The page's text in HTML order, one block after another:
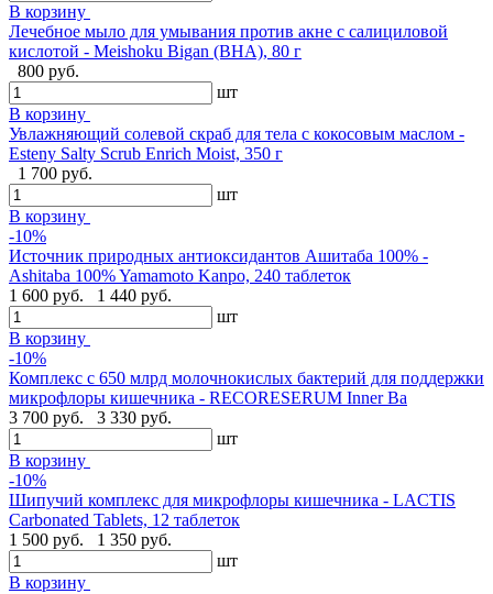
В корзину
Лечебное мыло для умывания против акне с салициловой
кислотой - Meishoku Bigan (BHA), 80 г
800 руб.
шт
В корзину
Увлажняющий солевой скраб для тела с кокосовым маслом -
Esteny Salty Scrub Enrich Moist, 350 г
1 700 руб.
шт
В корзину
-10%
Источник природных антиоксидантов Ашитаба 100% -
Ashitaba 100% Yamamoto Kanpo, 240 таблеток
1 600 руб.
1 440 руб.
шт
В корзину
-10%
Комплекс с 650 млрд молочнокислых бактерий для поддержки
микрофлоры кишечника - RECORESERUM Inner Ba
3 700 руб.
3 330 руб.
шт
В корзину
-10%
Шипучий комплекс для микрофлоры кишечника - LACTIS
Carbonated Tablets, 12 таблеток
1 500 руб.
1 350 руб.
шт
В корзину